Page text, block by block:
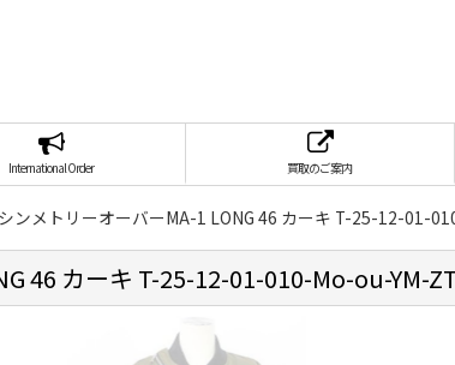
International Order 買取のご案内
ンメトリーオーバーMA-1 LONG 46 カーキ T-25-12-01-
46 カーキ T-25-12-01-010-Mo-ou-YM-